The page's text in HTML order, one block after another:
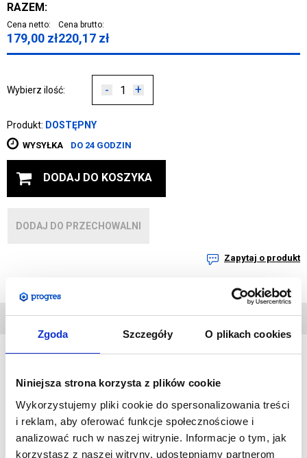
Zgoda Szczegóły O plikach cookies
Niniejsza strona korzysta z plików cookie
Wykorzystujemy pliki cookie do spersonalizowania treści
i reklam, aby oferować funkcje społecznościowe i
analizować ruch w naszej witrynie. Informacje o tym, jak
korzystasz z naszej witryny, udostępniamy partnerom
RAZEM:
Cena netto:
179,00 zł
Cena brutto:
220,17 zł
Wybierz ilość: - +
Produkt: DOSTĘPNY
WYSYŁKA DO 24 GODZIN
DODAJ DO KOSZYKA
DODAJ DO PRZECHOWALNI
Zapytaj o produkt
DANE
Ten drewniany potykacz świetnie sprawdzi się w gastronomii,
przestrzeniach handlowych oraz wszędzie tam gdzie trzeba
często zmieniać pojawiające się na nim informacje.
Powierzchnia do pisania wykonana jest z tablicy kredowej,
którą można łatwo czyścić. Produkt jest uniwersalny i